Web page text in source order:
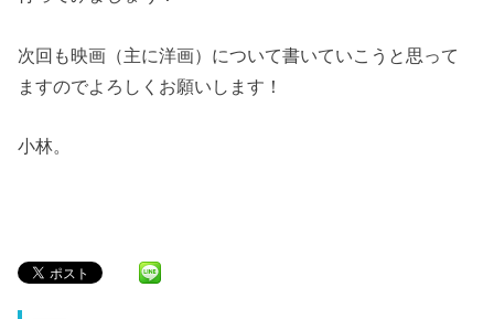
次回も映画（主に洋画）について書いていこうと思って
ますのでよろしくお願いします！
小林。